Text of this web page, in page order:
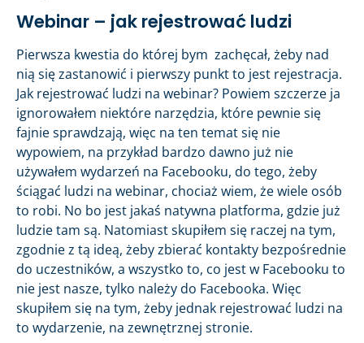
Webinar – jak rejestrować ludzi
Pierwsza kwestia do której bym zachęcał, żeby nad
nią się zastanowić i pierwszy punkt to jest rejestracja.
Jak rejestrować ludzi na webinar? Powiem szczerze ja
ignorowałem niektóre narzędzia, które pewnie się
fajnie sprawdzają, więc na ten temat się nie
wypowiem, na przykład bardzo dawno już nie
używałem wydarzeń na Facebooku, do tego, żeby
ściągać ludzi na webinar, chociaż wiem, że wiele osób
to robi. No bo jest jakaś natywna platforma, gdzie już
ludzie tam są. Natomiast skupiłem się raczej na tym,
zgodnie z tą ideą, żeby zbierać kontakty bezpośrednie
do uczestników, a wszystko to, co jest w Facebooku to
nie jest nasze, tylko należy do Facebooka. Więc
skupiłem się na tym, żeby jednak rejestrować ludzi na
to wydarzenie, na zewnętrznej stronie.